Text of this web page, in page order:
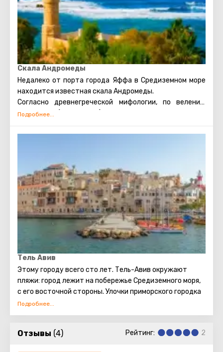
Скала Андромеды
Недалеко от порта города Яффа в Средиземном море
находится известная скала Андромеды.
Согласно древнегреческой мифологии, по велению
Посейдона (Бога морей) и его жены Кассиопеи, юная
открытом море. Случилось это из-за обиды морских
Посейдоном, грозилось уничтожить всех подданных
Кефея. В результате Кефей был вынужден отдать в
жертву дочь. Спас девушку от ужасных мук сын Зевса
Персей (взамен на то, что она станет его женой). В
дальнейшем Андромеда родила Персею девять детей
(семь сыновей и двух дочерей).
Посмотреть на мифическую скалу, что является
природной достопримечательностью, желают многие
туристы, отдыхающие в Израиле.
Тель Авив
Этому городу всего сто лет. Тель-Авив окружают
пляжи: город лежит на побережье Средиземного моря,
с его восточной стороны. Улочки приморского городка
здесь причудливо и прекрасно сочетаются с
современными кварталами, застроенными
Отзывы (4) Рейтинг: 2